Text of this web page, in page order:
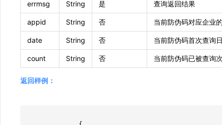
errmsg String 是 查询返回结果
appid String 否 当前防伪码对应企业
date String 否 当前防伪码首次查询
count String 否 当前防伪码已被查询
返回样例：